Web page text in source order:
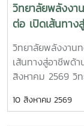
วิทยาลัยพลังงา
ต่อ เปิดเส้นทาง
อนาคต
วิทยาลัยพลังงาน
เส้นทางสู่อาชีพด้
สิงหาคม 2569 วิ
อาชีพ ประจำปีกา
10 สิงหาคม